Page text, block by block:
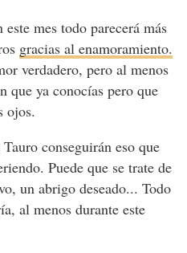
mes todo parecerá más
gracias al enamoramiento.
verdadero, pero al menos
que ya conocías pero que
ojos.
conseguirán eso que
Puede que se trate de
un abrigo deseado... Todo
al menos durante este